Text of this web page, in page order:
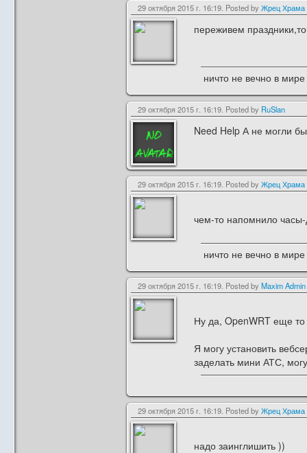
29 октября 2015 г. 16:19. Posted by Жрец Храма
переживем
ничто не вечно в
29 октября 2015 г. 16:19. Posted by RuSlan
Need Help А не могли
29 октября 2015 г. 16:19. Posted by Жрец Храма
чем-то напомнило
ничто не вечно в
29 октября 2015 г. 16:19. Posted by Maxim Admin
Ну да, OpenWRT еще то
Я могу установить
заделать мини АТС,
29 октября 2015 г. 16:19. Posted by Жрец Храма
надо заинглишить ))